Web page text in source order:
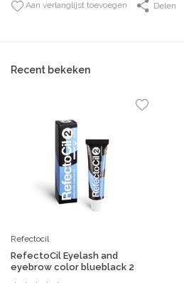
Aan verlanglijst toevoegen Delen
Recent bekeken
Refectocil
RefectoCil Eyelash and
eyebrow color blueblack 2